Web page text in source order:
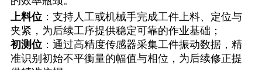
上料位：支持人工或机械手完成工件上料、定位与
夹紧，为后续工序提供稳定可靠的作业基础；
初测位：通过高精度传感器采集工件振动数据，精
准识别初始不平衡量的幅值与相位，为后续修正提